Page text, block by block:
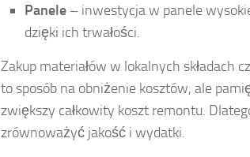
Panele – inwestycja w panele
dzięki ich trwałości.
Zakup materiałów w lokalnych składach
to sposób na obniżenie kosztów, ale
zwiększy całkowity koszt remontu.
zrównoważyć jakość i wydatki.